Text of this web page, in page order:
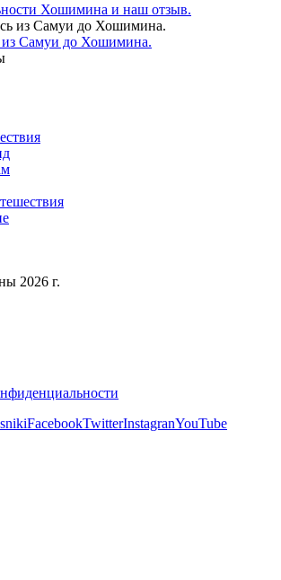
Хошимина и наш отзыв.
Самуи до Хошимина.
2026 г.
FacebookTwitterInstagranYouTube